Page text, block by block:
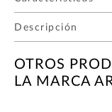
Descripción
OTROS
LA MARCA